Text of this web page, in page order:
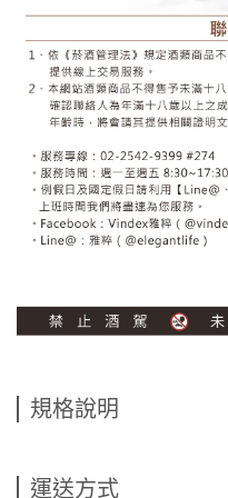
規格說明
運送方式